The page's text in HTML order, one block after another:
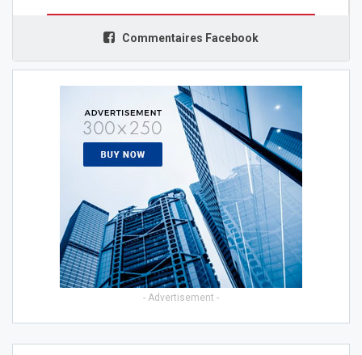
Commentaires Facebook
- Advertisement -